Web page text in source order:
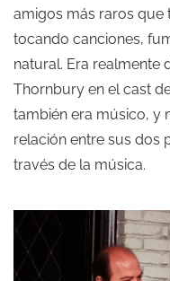
amigos más raros que
tocando canciones,
natural. Era realmente
Thornbury en el cast
también era músico, y
relación entre sus dos
través de la música.